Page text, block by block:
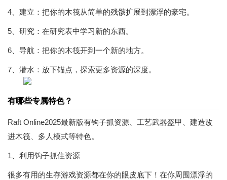
4、建立：把你的木筏从简单的残骸扩展到漂浮的豪宅。
5、研究：在研究表中学习新的东西。
6、导航：把你的木筏开到一个新的地方。
7、潜水：放下锚点，探索更多资源的深度。
有哪些专属特色？
Raft Online2025最新版有钩子抓资源、工艺武器盔甲、建造改
进木筏、多人模式等特色。
1、利用钩子抓住资源
很多有用的生存游戏资源都在你的眼皮底下！在你周围漂浮的